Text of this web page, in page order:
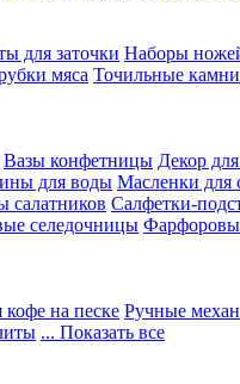
для заточки Наборы
мяса Точильные камни
Вазы конфетницы Декор
для воды Масленки для
салатников Салфетки-
селедочницы
на песке Ручные
... Показать все